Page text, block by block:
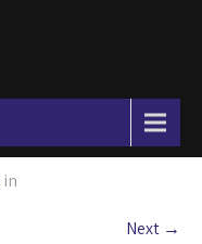
in
Next →